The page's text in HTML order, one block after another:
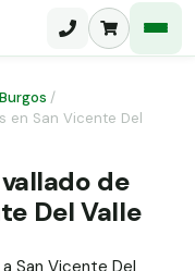
Burgos /
en San Vicente Del
de
Del Valle
San Vicente Del